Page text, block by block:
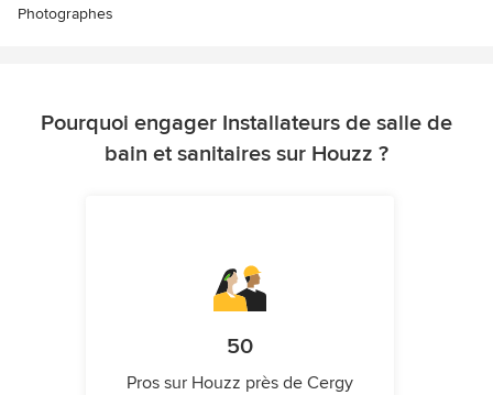
Photographes
Pourquoi engager Installateurs de salle de
bain et sanitaires sur Houzz ?
50
Pros sur Houzz près de Cergy